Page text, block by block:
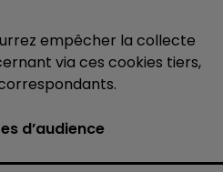
empêcher la collecte
via ces cookies tiers,
d’audience